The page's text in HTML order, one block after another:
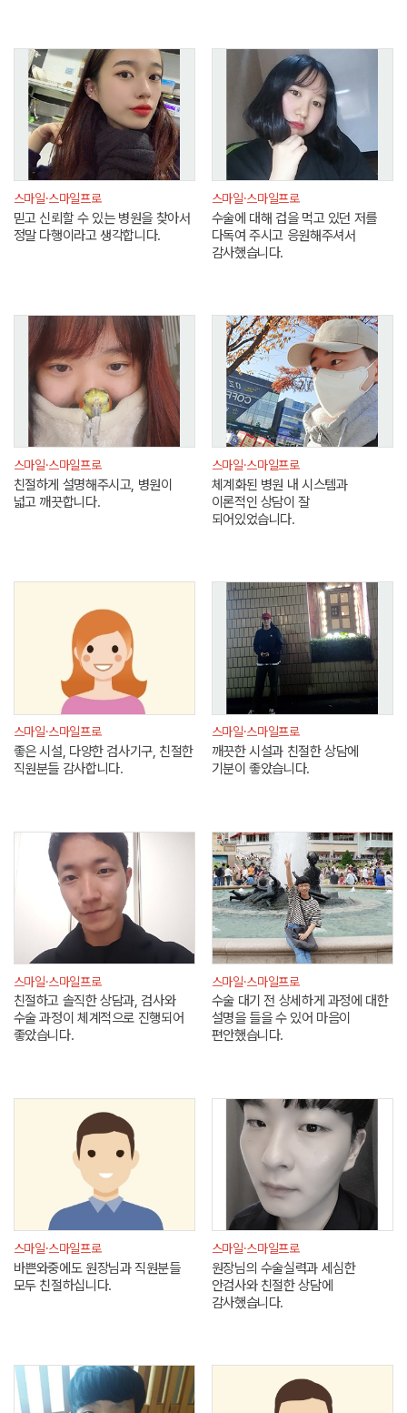
스마일·스마일프로
믿고 신뢰할 수 있는 병원을 찾아서
정말 다행이라고 생각합니다.
스마일·스마일프로
수술에 대해 겁을 먹고 있던 저를
다독여 주시고 응원해주셔서
감사했습니다.
스마일·스마일프로
친절하게 설명해주시고, 병원이
넓고 깨끗합니다.
스마일·스마일프로
체계화된 병원 내 시스템과
이론적인 상담이 잘
되어있었습니다.
스마일·스마일프로
좋은 시설, 다양한 검사기구, 친절한
직원분들 감사합니다.
스마일·스마일프로
깨끗한 시설과 친절한 상담에
기분이 좋았습니다.
스마일·스마일프로
친절하고 솔직한 상담과, 검사와
수술 과정이 체계적으로 진행되어
좋았습니다.
스마일·스마일프로
수술 대기 전 상세하게 과정에 대한
설명을 들을 수 있어 마음이
편안했습니다.
스마일·스마일프로
바쁜와중에도 원장님과 직원분들
모두 친절하십니다.
스마일·스마일프로
원장님의 수술실력과 세심한
안검사와 친절한 상담에
감사했습니다.